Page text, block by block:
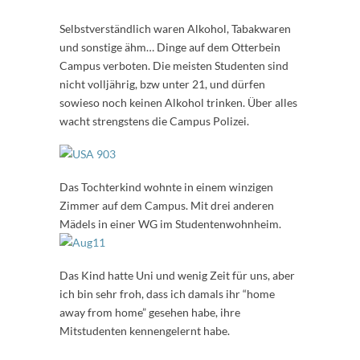
Selbstverständlich waren Alkohol, Tabakwaren
und sonstige ähm… Dinge auf dem Otterbein
Campus verboten. Die meisten Studenten sind
nicht volljährig, bzw unter 21, und dürfen
sowieso noch keinen Alkohol trinken. Über alles
wacht strengstens die Campus Polizei.
Das Tochterkind wohnte in einem winzigen
Zimmer auf dem Campus. Mit drei anderen
Mädels in einer WG im Studentenwohnheim.
Das Kind hatte Uni und wenig Zeit für uns, aber
ich bin sehr froh, dass ich damals ihr “home
away from home” gesehen habe, ihre
Mitstudenten kennengelernt habe.